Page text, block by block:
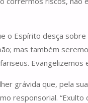
o Espírito desça
mas também
Evangelizemos
grávida que, pela
responsorial.